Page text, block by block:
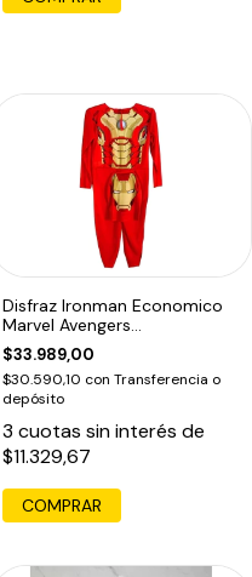
Disfraz Ironman Economico
Marvel Avengers
Dramatizacion Edu
$33.989,00
$30.590,10 con Transferencia o
depósito
3 cuotas sin interés de
$11.329,67
COMPRAR